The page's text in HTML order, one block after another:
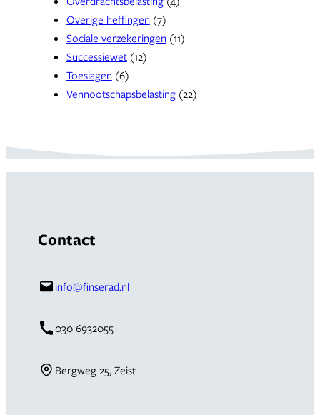
Overige heffingen (7)
Sociale verzekeringen (11)
Successiewet(12)
Toeslagen (6)
Vennootschapsbelasting(22)
Contact
info@finserad.nl
030 6932055
Bergweg 25, Zeist